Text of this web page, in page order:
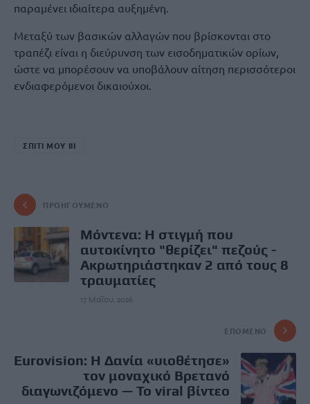
παραμένει ιδιαίτερα αυξημένη.
Μεταξύ των βασικών αλλαγών που βρίσκονται στο
τραπέζι είναι η διεύρυνση των εισοδηματικών ορίων,
ώστε να μπορέσουν να υποβάλουν αίτηση περισσότεροι
ενδιαφερόμενοι δικαιούχοι.
ΣΠΙΤΙ ΜΟΥ ΙΙΙ
ΠΡΟΗΓΟΎΜΕΝΟ
Μόντενα: Η στιγμή που
αυτοκίνητο "θερίζει" πεζούς -
Ακρωτηριάστηκαν 2 από τους 8
τραυματίες
17 Μαΐου, 2026
ΕΠΌΜΕΝΟ
Eurovision: Η Δανία «υιοθέτησε»
τον μοναχικό Βρετανό
διαγωνιζόμενο — Το viral βίντεο